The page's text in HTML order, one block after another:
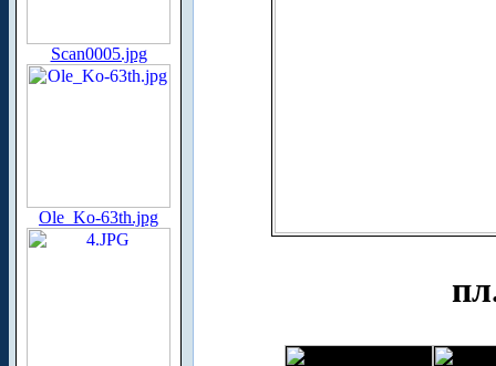
Scan0005.jpg
Ole_Ko-63th.jpg